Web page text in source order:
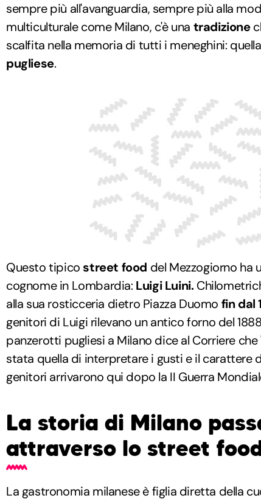
sempre più all'avanguardia, sempre più alla
multiculturale come Milano, c'è una tradizione
scalfita nella memoria di tutti i meneghini:
pugliese.
Questo tipico street food del Mezzogiorno ha
cognome in Lombardia: Luigi Luini.
alla sua rosticceria dietro Piazza Duomo fin dal
genitori di Luigi rilevano un antico forno del
panzerotti pugliesi a Milano dice al Corriere
stata quella di interpretare i gusti e il carattere
genitori arrivarono qui dopo la II Guerra
La storia di Milano
attraverso lo street
La gastronomia milanese è figlia diretta della